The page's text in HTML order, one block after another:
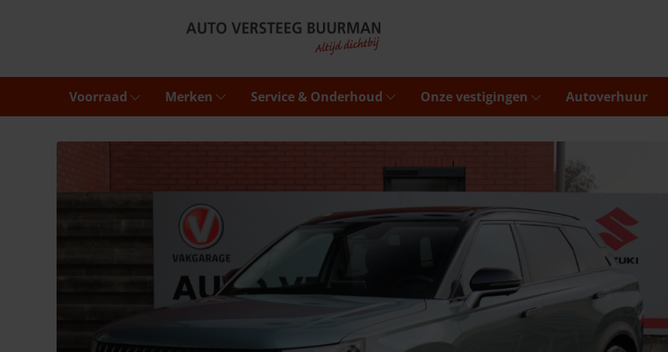
Voorraad Merken Service & Onderhoud Onze vestigingen Autoverhuur